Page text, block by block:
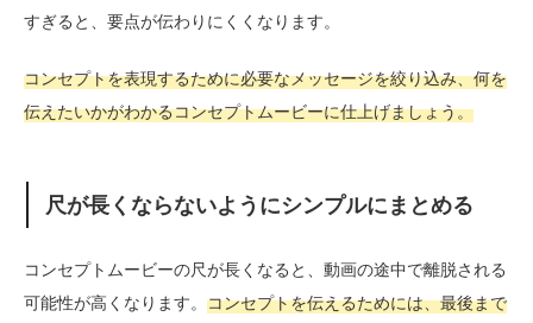
すぎると、要点が伝わりにくくなります。
コンセプトを表現するために必要なメッセージを絞り込み、何を
伝えたいかがわかるコンセプトムービーに仕上げましょう。
尺が長くならないようにシンプルにまとめる
コンセプトムービーの尺が長くなると、動画の途中で離脱される
可能性が高くなります。 コンセプトを伝えるためには、最後まで